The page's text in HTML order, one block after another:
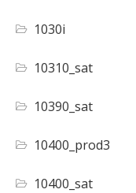
1030i
10310_sat
10390_sat
10400_prod3
10400_sat